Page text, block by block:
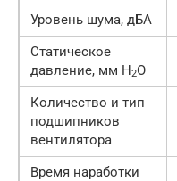
Уровень шума, дБА
Статическое
давление, мм H2O
Количество и тип
подшипников
вентилятора
Время наработки